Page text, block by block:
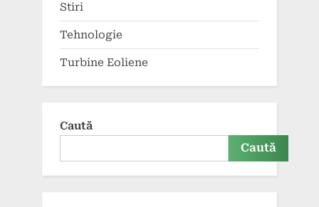
Stiri
Tehnologie
Turbine Eoliene
Caută
Caută